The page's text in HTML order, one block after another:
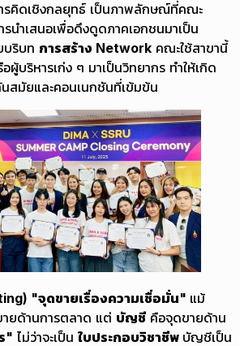
ารคิดเชิงกลยุทธ์ เป็นภาพลักษณ์ที่คณะ
นำเสนอเพื่อดึงดูดภาคเอกชนมาเป็น
บริบท การสร้าง Network คณะใช้สาขานี้
ผู้บริหารเก่ง ๆ มาเป็นวิทยากร ทำให้เกิด
นสมัยและคอนเนกชันที่เข้มข้น
"จุดขายเรื่องความเชื่อมั่น" แม้
ายด้านการตลาด แต่ บัญชี คือจุดขายด้าน
" ไม่ว่าจะเป็น ใบประกอบวิชาชีพ บัญชีเป็น